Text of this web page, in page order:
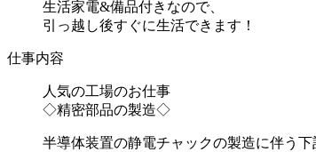
生活家電&備品付きなので、
引っ越し後すぐに生活できます！
仕事内容
人気の工場のお仕事
◇精密部品の製造◇
半導体装置の静電チャックの製造に伴う下